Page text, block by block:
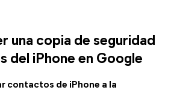
una copia de seguridad
del iPhone en Google
contactos de iPhone a la